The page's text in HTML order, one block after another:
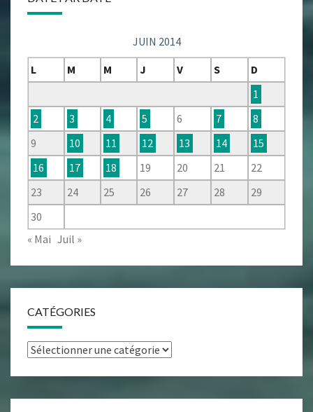
JUIN 2014
L
M M J V S
D
1
2
3 4 5 6 7
8
9
10 11 12 13 14
15
16
17 18 19 20 21
22
23
24 25 26 27 28
29
30
« Mai Juil »
CATÉGORIES
Catégories